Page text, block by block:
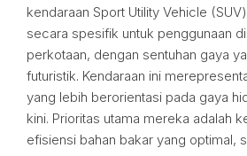
kendaraan Sport Utility Vehicle
secara spesifik untuk penggunaan
perkotaan, dengan sentuhan gaya
futuristik. Kendaraan ini
yang lebih berorientasi pada gaya
kini. Prioritas utama mereka adalah
efisiensi bahan bakar yang optimal,